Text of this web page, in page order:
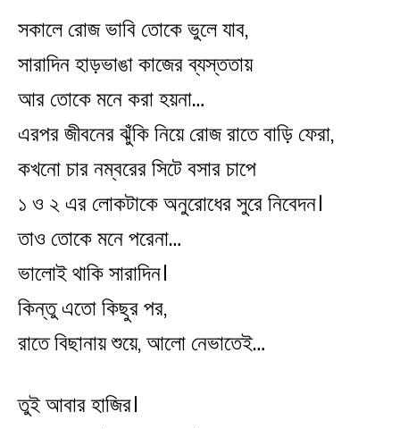
সকালে রোজ ভাবি তোকে ভুলে যাব,
সারাদিন হাড়ভাঙা কাজের ব্যস্ততায়
আর তোকে মনে করা হয়না…
এরপর জীবনের ঝুঁকি নিয়ে রোজ রাতে বাড়ি ফেরা,
কখনো চার নম্বরের সিটে বসার চাপে
১ ও ২ এর লোকটাকে অনুরোধের সুরে নিবেদন।
তাও তোকে মনে পরেনা…
ভালোই থাকি সারাদিন।
কিন্তু এতো কিছুর পর,
রাতে বিছানায় শুয়ে, আলো নেভাতেই…
তুই আবার হাজির।